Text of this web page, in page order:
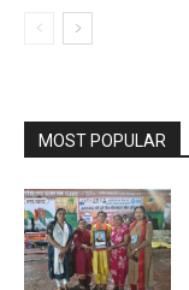
MOST POPULAR